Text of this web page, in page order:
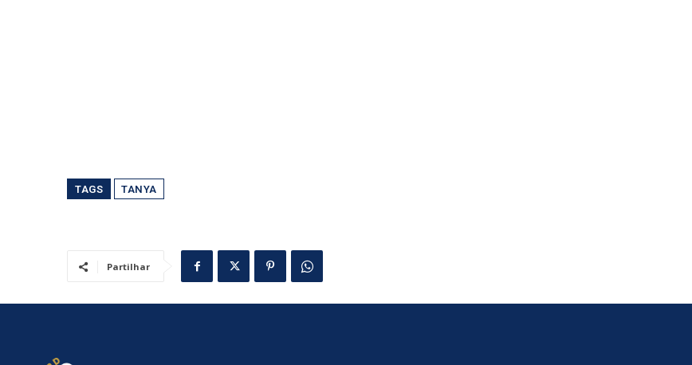
TAGS TANYA
Partilhar